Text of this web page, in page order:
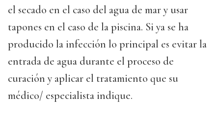
el secado en el caso del agua de mar y usar
tapones en el caso de la piscina. Si ya se ha
producido la infección lo principal es evitar la
entrada de agua durante el proceso de
curación y aplicar el tratamiento que su
médico/ especialista indique.